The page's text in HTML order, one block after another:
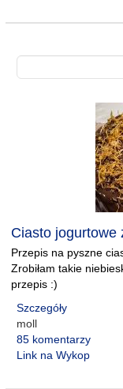
Ciasto jogurtowe
Przepis na pyszne
Zrobiłam takie
przepis :)
Szczegóły
moll
85 komentarzy
Link na Wykop